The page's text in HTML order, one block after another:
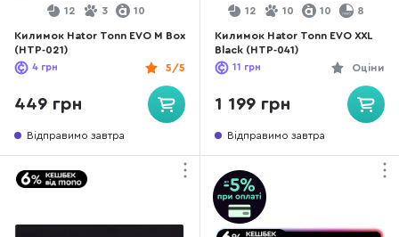
12 3 10
Килимок Hator Tonn EVO M Box
(HTP-021)
5/5
4 грн
449 грн
Відправимо завтра
12 10 10 8
Килимок Hator Tonn EVO XXL
Black (HTP-041)
Оціни
11 грн
1 199 грн
Відправимо завтра